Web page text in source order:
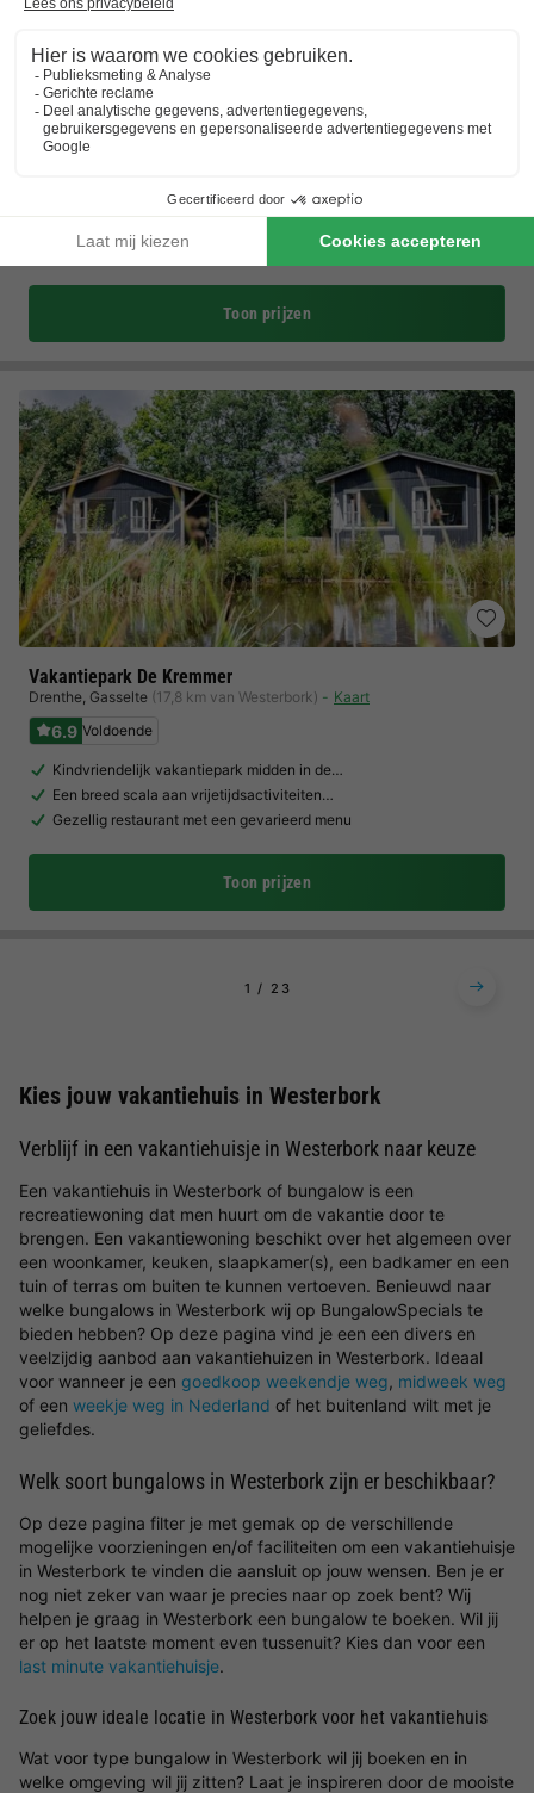
RCN Vakantiepark De Roggeberg
Friesland,Appelscha (20,2 km van Westerbork) Kaart
Direct gelegen aan het Nationaal Park Drents-Friese…
Breed aanbod aan sport- en vrijetijdsactiviteiten
Toon prijzen
Vakantiepark De Kremmer
Drenthe, Gasselte (17,8 km van Westerbork) Kaart
6.9 Voldoende
Kindvriendelijk vakantiepark midden in de…
Een breed scala aan vrijetijdsactiviteiten…
Gezellig restaurant met een gevarieerd menu
Toon prijzen
1 2 3
Kies jouw vakantiehuis in Westerbork
Verblijf in een vakantiehuisje in Westerbork naar keuze
Een vakantiehuis in Westerbork of bungalow is een
recreatiewoning dat men huurt om de vakantie door te
brengen. Een vakantiewoning beschikt over het algemeen over
een woonkamer, keuken, slaapkamer(s), een badkamer en een
tuin of terras om buiten te kunnen vertoeven. Benieuwd naar
welke bungalows in Westerbork wij op BungalowSpecials te
bieden hebben? Op deze pagina vind je een een divers en
veelzijdig aanbod aan vakantiehuizen in Westerbork. Ideaal
voor wanneer je een goedkoop weekendje weg, midweek weg
of een weekje weg in Nederland of het buitenland wilt met je
geliefdes.
Welk soort bungalows in Westerbork zijn er beschikbaar?
Op deze pagina filter je met gemak op de verschillende
mogelijke voorzieningen en/of faciliteiten om een vakantiehuisje
in Westerbork te vinden die aansluit op jouw wensen. Ben je er
nog niet zeker van waar je precies naar op zoek bent? Wij
helpen je graag in Westerbork een bungalow te boeken. Wil jij
er op het laatste moment even tussenuit? Kies dan voor een
last minute vakantiehuisje.
Zoek jouw ideale locatie in Westerbork voor het vakantiehuis
Wat voor type bungalow in Westerbork wil jij boeken en in
welke omgeving wil jij zitten? Laat je inspireren door de mooiste